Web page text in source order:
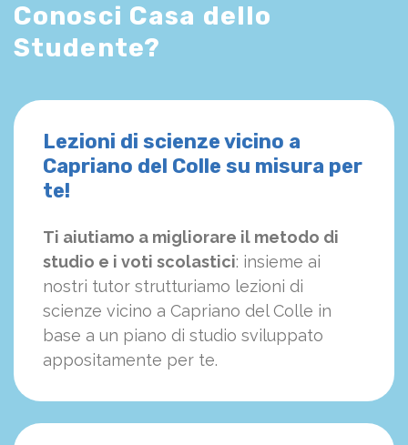
Conosci Casa dello
Studente?
Lezioni di scienze vicino a
Capriano del Colle su misura per
te!
Ti aiutiamo a migliorare il metodo di
studio e i voti scolastici: insieme ai
nostri tutor strutturiamo lezioni di
scienze vicino a Capriano del Colle in
base a un piano di studio sviluppato
appositamente per te.